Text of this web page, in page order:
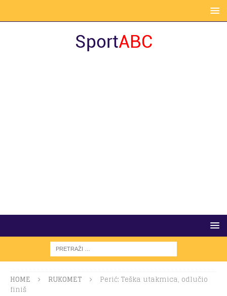
HOME RUKOMET
Perić: Teška utakmica, odlučio
finiš